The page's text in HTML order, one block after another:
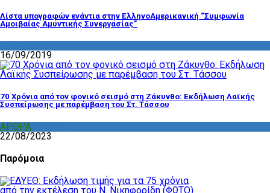
Λίστα υπογραφών ενάντια στην ΕλληνοΑμερικανική “Συμφωνία
Αμοιβαίας Αμυντικής Συνεργασίας”
16/09/2019
70 Χρόνια από τον φονικό σεισμό στη Ζάκυνθο: Εκδήλωση Λαϊκής
Συσπείρωσης με παρέμβαση του Στ. Τάσσου
ΑΡΘΡΑ
22/08/2023
Παρόμοια